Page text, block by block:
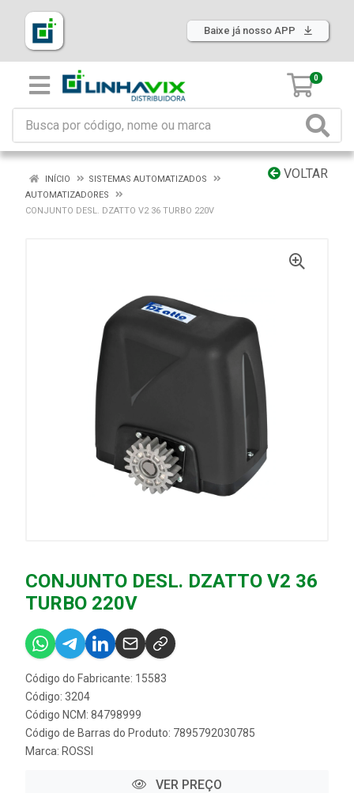
Baixe já nosso APP
0
VOLTAR
INÍCIO
SISTEMAS AUTOMATIZADOS
AUTOMATIZADORES
CONJUNTO DESL. DZATTO V2 36 TURBO 220V
CONJUNTO DESL. DZATTO V2 36
TURBO 220V
Código do Fabricante: 15583
Código: 3204
Código NCM: 84798999
Código de Barras do Produto: 7895792030785
Marca: ROSSI
VER PREÇO